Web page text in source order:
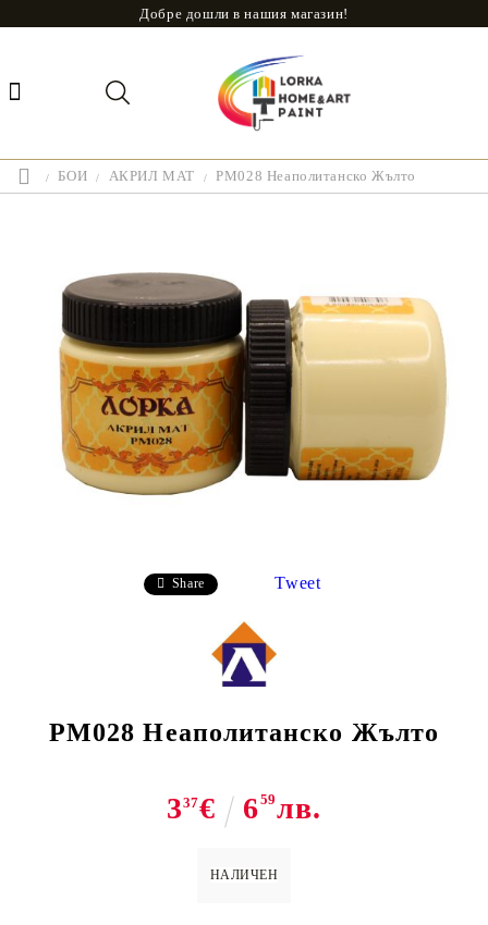
Добре дошли в нашия магазин!
БОИ АКРИЛ МАТ PM028 Неаполитанско Жълто
Share Tweet
PM028 Неаполитанско Жълто
337€ 659лв.
НАЛИЧЕН